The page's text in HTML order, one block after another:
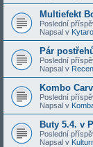
Multiefekt
Poslední
Napsal v
Pár
Poslední
Napsal v
Kombo
Poslední
Napsal v
Buty 5.4. v
Poslední
Napsal v